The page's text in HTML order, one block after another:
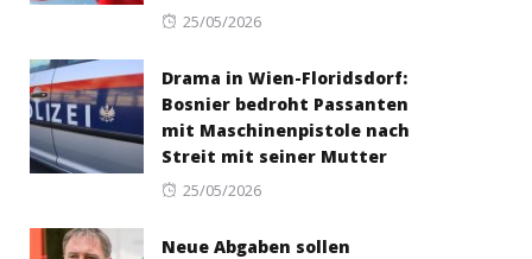
Posted
25/05/2026
Drama in Wien-Floridsdorf:
Bosnier bedroht Passanten
mit Maschinenpistole nach
Streit mit seiner Mutter
Posted
25/05/2026
Neue Abgaben sollen